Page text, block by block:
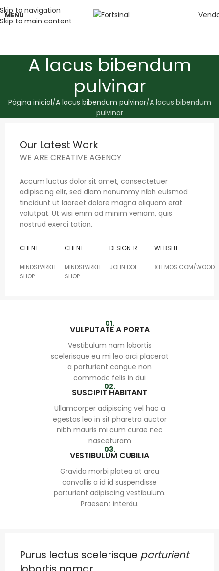
Skip to navigation
Skip to main content
MENU
A lacus bibendum
pulvinar
Página inicial A lacus bibendum pulvinar A lacus bibendum
pulvinar
Our Latest Work
WE ARE CREATIVE AGENCY
Accum luctus dolor sit amet, consectetuer
adipiscing elit, sed diam nonummy nibh euismod
tincidunt ut laoreet dolore magna aliquam erat
volutpat. Ut wisi enim ad minim veniam, quis
nostrud exerci tation.
CLIENT
MINDSPARKLE
SHOP
CLIENT
MINDSPARKLE
SHOP
DESIGNER
JOHN DOE
WEBSITE
XTEMOS.COM/WOOD
01.
VULPUTATE A PORTA
Vestibulum nam lobortis
scelerisque eu mi leo orci placerat
a parturient congue non
commodo felis in dui
02.
SUSCIPIT HABITANT
Ullamcorper adipiscing vel hac a
egestas leo in sit pharetra auctor
nibh mauris mi cum curae nec
nasceturam
03.
VESTIBULUM CUBILIA
Gravida morbi platea at arcu
convallis a id id suspendisse
parturient adipiscing vestibulum.
Praesent interdu.
Purus lectus scelerisque parturient